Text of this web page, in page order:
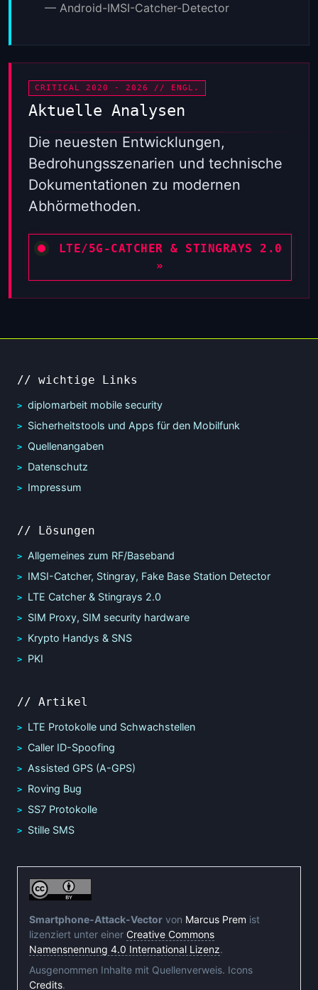
— Android-IMSI-Catcher-Detector
CRITICAL 2020 - 2026 // ENGL.
Aktuelle Analysen
Die neuesten Entwicklungen,
Bedrohungsszenarien und technische
Dokumentationen zu modernen
Abhörmethoden.
LTE/5G-CATCHER & STINGRAYS 2.0
»
// wichtige Links
diplomarbeit mobile security
Sicherheitstools und Apps für den Mobilfunk
Quellenangaben
Datenschutz
Impressum
// Lösungen
Allgemeines zum RF/Baseband
IMSI-Catcher, Stingray, Fake Base Station Detector
LTE Catcher & Stingrays 2.0
SIM Proxy, SIM security hardware
Krypto Handys & SNS
PKI
// Artikel
LTE Protokolle und Schwachstellen
Caller ID-Spoofing
Assisted GPS (A-GPS)
Roving Bug
SS7 Protokolle
Stille SMS
Smartphone-Attack-Vector von Marcus Prem ist
lizenziert unter einer Creative Commons
Namensnennung 4.0 International Lizenz.
Ausgenommen Inhalte mit Quellenverweis. Icons
Credits.